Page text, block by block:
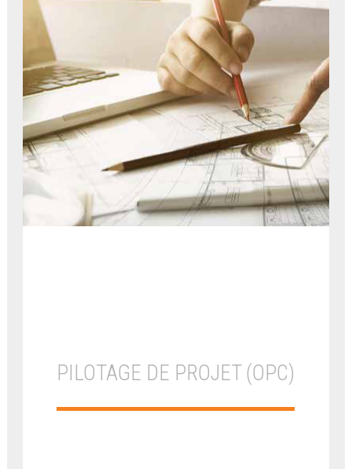
PILOTAGE DE PROJET (OPC)